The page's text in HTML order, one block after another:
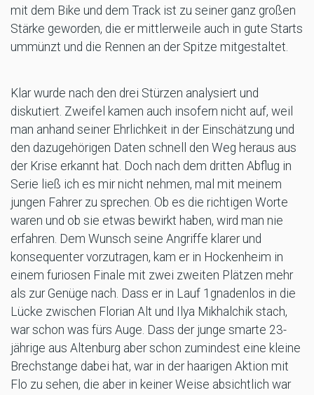
mit dem Bike und dem Track ist zu seiner ganz großen
Stärke geworden, die er mittlerweile auch in gute Starts
ummünzt und die Rennen an der Spitze mitgestaltet.
Klar wurde nach den drei Stürzen analysiert und
diskutiert. Zweifel kamen auch insofern nicht auf, weil
man anhand seiner Ehrlichkeit in der Einschätzung und
den dazugehörigen Daten schnell den Weg heraus aus
der Krise erkannt hat. Doch nach dem dritten Abflug in
Serie ließ ich es mir nicht nehmen, mal mit meinem
jungen Fahrer zu sprechen. Ob es die richtigen Worte
waren und ob sie etwas bewirkt haben, wird man nie
erfahren. Dem Wunsch seine Angriffe klarer und
konsequenter vorzutragen, kam er in Hockenheim in
einem furiosen Finale mit zwei zweiten Plätzen mehr
als zur Genüge nach. Dass er in Lauf 1gnadenlos in die
Lücke zwischen Florian Alt und Ilya Mikhalchik stach,
war schon was fürs Auge. Dass der junge smarte 23-
jährige aus Altenburg aber schon zumindest eine kleine
Brechstange dabei hat, war in der haarigen Aktion mit
Flo zu sehen, die aber in keiner Weise absichtlich war